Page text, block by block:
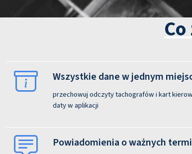
Wszystkie dane w jednym
przechowuj odczyty tachografów i kart
daty w aplikacji
Powiadomienia o ważnych